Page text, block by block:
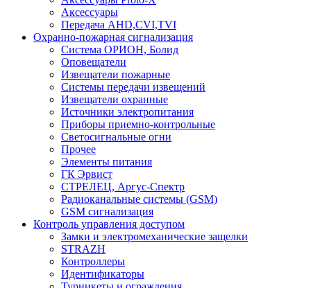
Аксессуары
Передача AHD,CVI,TVI
Охранно-пожарная сигнализация
Система ОРИОН, Болид
Оповещатели
Извещатели пожарные
Системы передачи извещений
Извещатели охранные
Источники электропитания
Приборы приемно-контрольные
Светосигнальные огни
Прочее
Элементы питания
ГК Эрвист
СТРЕЛЕЦ, Аргус-Спектр
Радиоканальные системы (GSM)
GSM сигнализация
Контроль управления доступом
Замки и электромеханические защелки
STRAZH
Контроллеры
Идентификаторы